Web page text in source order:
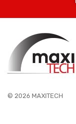
© 2026 MAXITECH